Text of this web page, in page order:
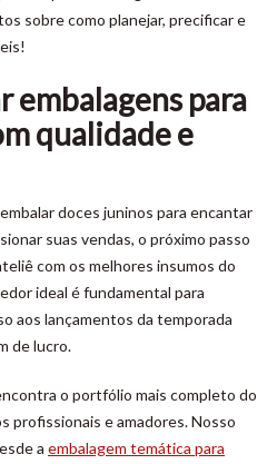
sobre como planejar, precificar e
embalagens para
qualidade e
doces juninos para encantar
suas vendas, o próximo passo
com os melhores insumos do
ideal é fundamental para
aos lançamentos da temporada
de lucro.
o portfólio mais completo do
profissionais e amadores. Nosso
a embalagem temática para